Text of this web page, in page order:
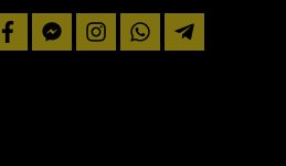
facebookfacebook-
messenger
instagram
whatsapptelegram-
plane